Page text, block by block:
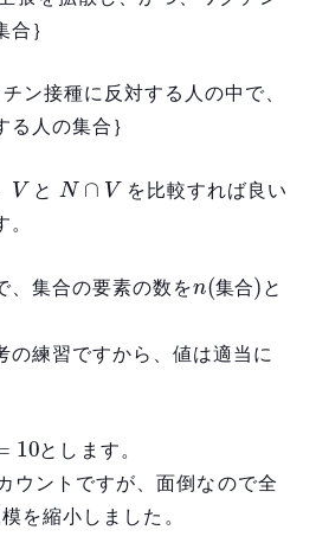
｝
チン接種に反対する人の中で、
人の集合｝
V
と
N∩ V
を比較すれば良い
、集合の要素の数を 集
(
合
と
の練習ですから、値は適当に
10
とします。
ウントですが、面倒なので全
を縮小しました。